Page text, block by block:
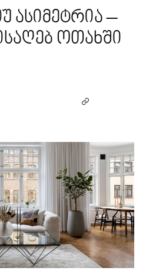
ასიმეტრია –
ოთახში